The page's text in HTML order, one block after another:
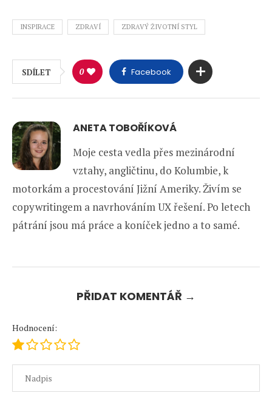
INSPIRACE ZDRAVÍ ZDRAVÝ ŽIVOTNÍ STYL
SDÍLET 0 Facebook
ANETA TOBOŘÍKOVÁ
Moje cesta vedla přes mezinárodní
vztahy, angličtinu, do Kolumbie, k
motorkám a procestování Jižní Ameriky. Živím se
copywritingem a navrhováním UX řešení. Po letech
pátrání jsou má práce a koníček jedno a to samé.
PŘIDAT KOMENTÁŘ →
Hodnocení: